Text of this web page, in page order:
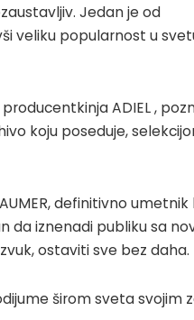
Jedan je od
veliku popularnost u
ADIEL ,
koju poseduje,
definitivno umetnik
da iznenadi publiku sa
ostaviti sve bez daha.
širom sveta svojim